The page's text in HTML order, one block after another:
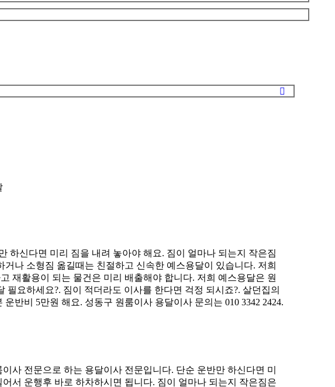
하신다면 미리 짐을 내려 놓아야 해요. 짐이 얼마나 되는지 작은짐
나 소형짐 옮길때는 친절하고 신속한 예스용달이 있습니다. 저희
재활용이 되는 물건은 미리 배출해야 합니다. 저희 예스용달은 원
요하세요?. 짐이 적더라도 이사를 한다면 걱정 되시죠?. 살던집의
반비 5만원 해요. 성동구 원룸이사 용달이사 문의는 010 3342 2424.
사 전문으로 하는 용달이사 전문입니다. 단순 운반만 하신다면 미
서 운행후 바로 하차하시면 됩니다. 짐이 얼마나 되는지 작은짐은